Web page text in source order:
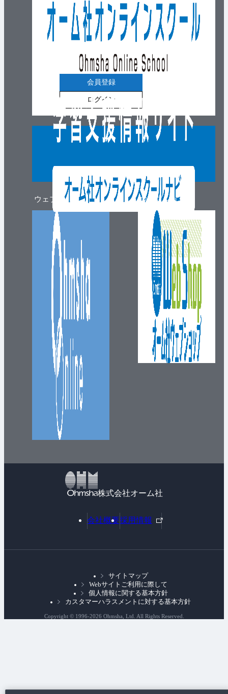
ウェブマガジン
会員登録
ログイン
ウェブショップ
株式会社オーム社
会社概要採用情報
外
部
ン
サイトマップ
Webサイトご利用に際して
個人情報に関する基本方針
カスタマーハラスメントに対する基本方針
Copyright © 1996-2026 Ohmsha, Ltd. All Rights Reserved.